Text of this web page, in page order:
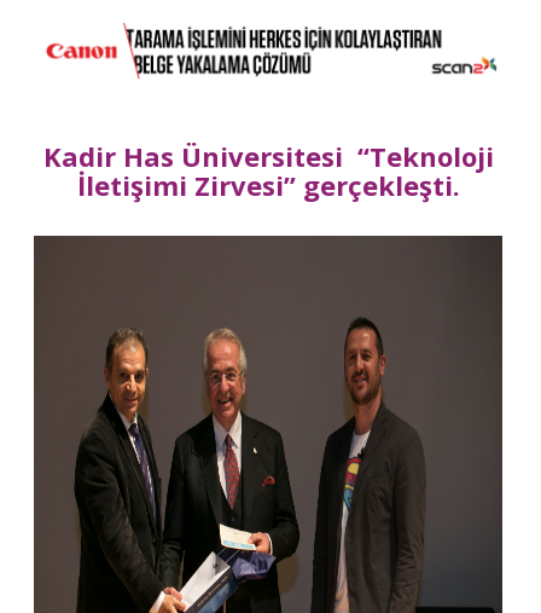
Kadir Has Üniversitesi “Teknoloji
İletişimi Zirvesi” gerçekleşti.